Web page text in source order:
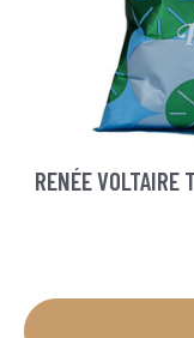
RENÉE VOLTAIRE